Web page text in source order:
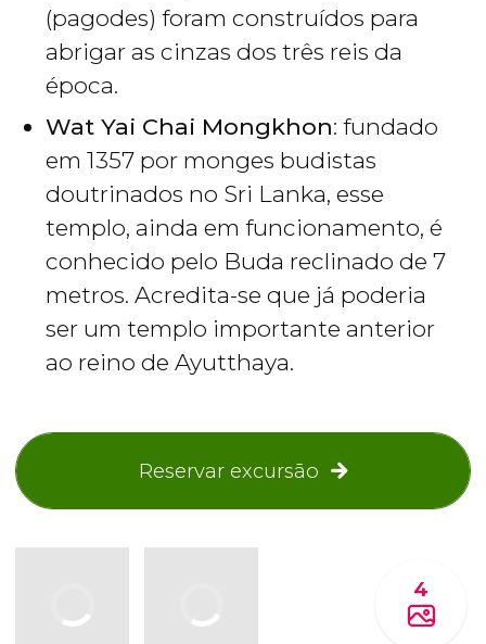
(pagodes) foram construídos para
abrigar as cinzas dos três reis da
época.
Wat Yai Chai Mongkhon: fundado
em 1357 por monges budistas
doutrinados no Sri Lanka, esse
templo, ainda em funcionamento, é
conhecido pelo Buda reclinado de 7
metros. Acredita-se que já poderia
ser um templo importante anterior
ao reino de Ayutthaya.
Reservar excursão
4